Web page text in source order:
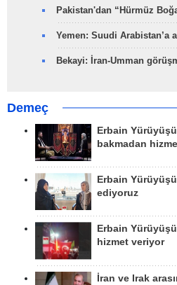
Pakistan'dan “Hürmüz
Yemen: Suudi
Bekayi: İran-Umman
Demeç
Erbain
bakmadan
Erbain
ediyoruz
Erbain
hizmet veriyor
İran ve Irak